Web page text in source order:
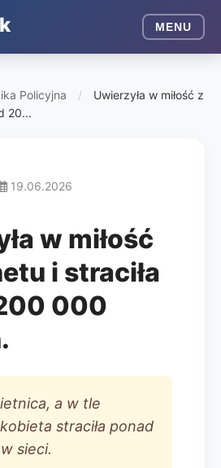
MENU
Policyjna /
Uwierzyła w miłość z
20...
19.06.2026
w miłość
i straciła
000
a w tle
straciła ponad
sieci.